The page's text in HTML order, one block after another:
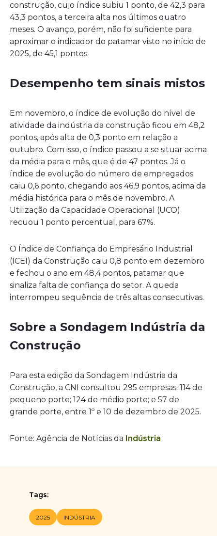
construção, cujo índice subiu 1 ponto, de 42,3 para
43,3 pontos, a terceira alta nos últimos quatro
meses. O avanço, porém, não foi suficiente para
aproximar o indicador do patamar visto no início de
2025, de 45,1 pontos.
Desempenho tem sinais mistos
Em novembro, o índice de evolução do nível de
atividade da indústria da construção ficou em 48,2
pontos, após alta de 0,3 ponto em relação a
outubro. Com isso, o índice passou a se situar acima
da média para o mês, que é de 47 pontos. Já o
índice de evolução do número de empregados
caiu 0,6 ponto, chegando aos 46,9 pontos, acima da
média histórica para o mês de novembro. A
Utilização da Capacidade Operacional (UCO)
recuou 1 ponto percentual, para 67%.
O Índice de Confiança do Empresário Industrial
(ICEI) da Construção caiu 0,8 ponto em dezembro
e fechou o ano em 48,4 pontos, patamar que
sinaliza falta de confiança do setor. A queda
interrompeu sequência de três altas consecutivas.
Sobre a Sondagem Indústria da
Construção
Para esta edição da Sondagem Indústria da
Construção, a CNI consultou 295 empresas: 114 de
pequeno porte; 124 de médio porte; e 57 de
grande porte, entre 1º e 10 de dezembro de 2025.
Fonte: Agência de Notícias da Indústria
Tags:
2025 INDÚSTRIA